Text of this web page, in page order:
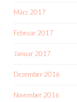
März 2017
Februar 2017
Januar 2017
Dezember 2016
November 2016